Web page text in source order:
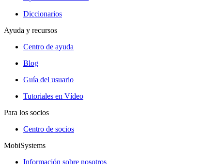
Diccionarios
Ayuda y recursos
Centro de ayuda
Blog
Guía del usuario
Tutoriales en Vídeo
Para los socios
Centro de socios
MobiSystems
Información sobre nosotros